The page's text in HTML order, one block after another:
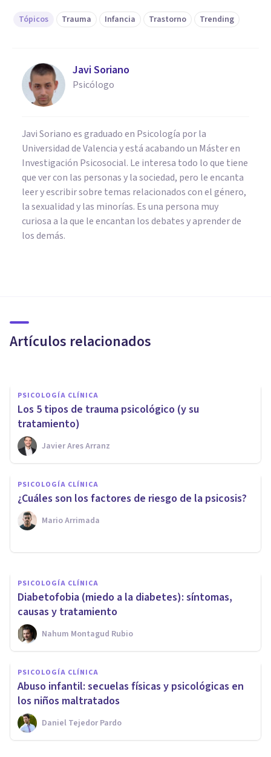
Tópicos Trauma Infancia Trastorno Trending
Javi Soriano
Psicólogo
Javi Soriano es graduado en Psicología por la
Universidad de Valencia y está acabando un Máster en
Investigación Psicosocial. Le interesa todo lo que tiene
que ver con las personas y la sociedad, pero le encanta
leer y escribir sobre temas relacionados con el género,
la sexualidad y las minorías. Es una persona muy
curiosa a la que le encantan los debates y aprender de
los demás.
Artículos relacionados
infantiles?
PSICOLOGÍA CLÍNICA
Los 5 tipos de trauma psicológico (y su
tratamiento)
Javier Ares Arranz
PSICOLOGÍA CLÍNICA
¿Cuáles son los factores de riesgo de la psicosis?
Mario Arrimada
Las 6 características de los
traumas de la infancia
PSICOLOGÍA CLÍNICA
Diabetofobia (miedo a la diabetes): síntomas,
causas y tratamiento
Nahum Montagud Rubio
PSICOLOGÍA CLÍNICA
Abuso infantil: secuelas físicas y psicológicas en
los niños maltratados
Daniel Tejedor Pardo